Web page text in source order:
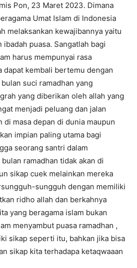
Pon, 23 Maret 2023. Dimana
Umat Islam di Indonesia
melaksankan kewajibannya yaitu
ibadah puasa. Sangatlah bagi
harus mempunyai rasa
dapat kembali bertemu dengan
suci ramadhan yang
yang diberikan oleh allah yang
menjadi peluang dan jalan
di masa depan di dunia maupun
impian paling utama bagi
seorang santri dalam
ramadhan tidak akan di
sikap cuek melainkan mereka
sungguh dengan memiliki
ridho allah dan berkahnya
yang beragama islam bukan
menyambut puasa ramadhan ,
sikap seperti itu, bahkan jika bisa
sikap kita terhadapa ketaqwaaan